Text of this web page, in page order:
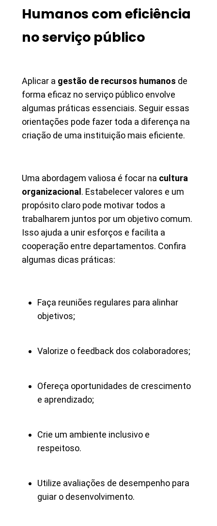
Humanos com eficiência
no serviço público
Aplicar a gestão de recursos humanos de
forma eficaz no serviço público envolve
algumas práticas essenciais. Seguir essas
orientações pode fazer toda a diferença na
criação de uma instituição mais eficiente.
Uma abordagem valiosa é focar na cultura
organizacional . Estabelecer valores e um
propósito claro pode motivar todos a
trabalharem juntos por um objetivo comum.
Isso ajuda a unir esforços e facilita a
cooperação entre departamentos. Confira
algumas dicas práticas:
Faça reuniões regulares para alinhar
objetivos;
Valorize o feedback dos colaboradores;
Ofereça oportunidades de crescimento
e aprendizado;
Crie um ambiente inclusivo e
respeitoso.
Utilize avaliações de desempenho para
guiar o desenvolvimento.